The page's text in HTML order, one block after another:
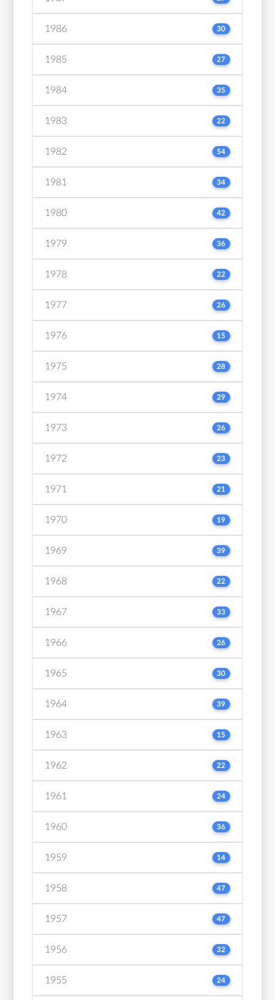
1986 30
1985 27
1984 35
1983 22
1982 54
1981 34
1980 42
1979 36
1978 22
1977 26
1976 15
1975 28
1974 29
1973 26
1972 23
1971 21
1970 19
1969 39
1968 22
1967 33
1966 26
1965 30
1964 39
1963 15
1962 22
1961 24
1960 36
1959 14
1958 47
1957 47
1956 32
1955 24